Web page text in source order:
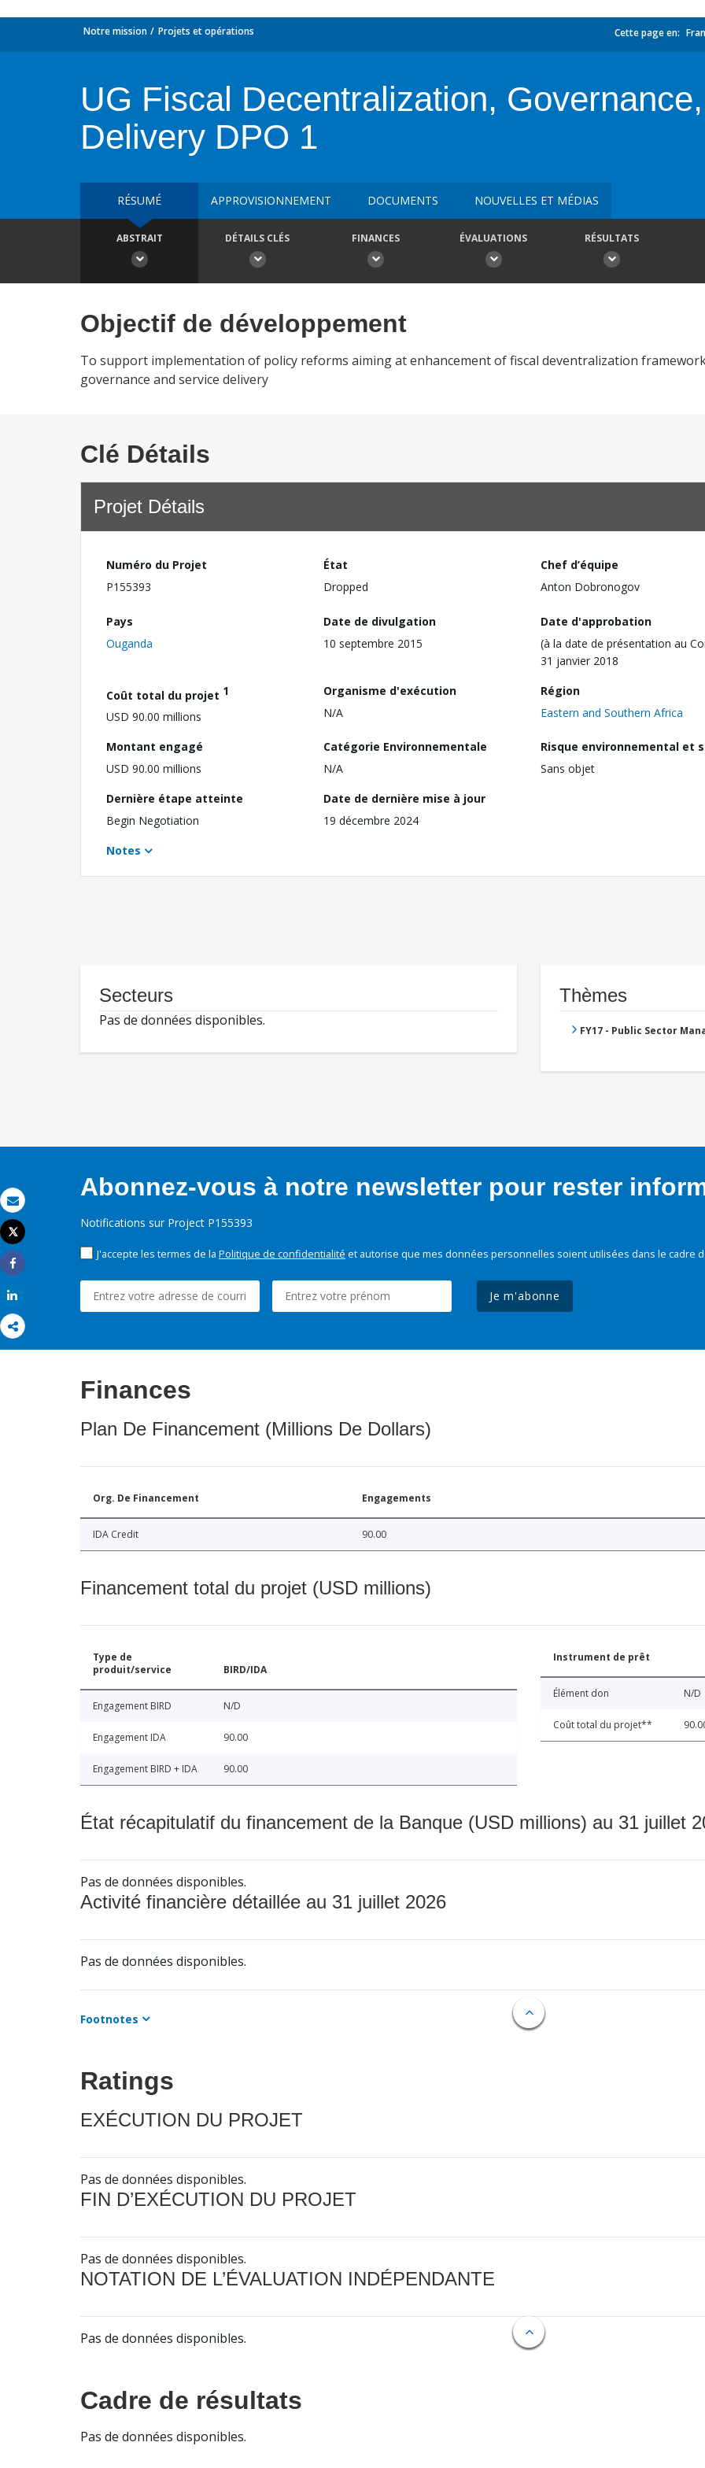
Email
Imprimer
Tweet
Share
Notre mission Projets et opérations Cette page en:
UG Fiscal Decentralization,
Delivery DPO 1
RÉSUMÉ APPROVISIONNEMENT DOCUMENTS NOUVELLES ET MÉDIAS
ABSTRAIT DÉTAILS CLÉS FINANCES ÉVALUATIONS RÉSULTATS
Objectif de développement
To support implementation of policy reforms aiming at enhancement of fiscal deventralization
governance and service delivery
Clé Détails
Projet Détails
Numéro du Projet
P155393
État
Dropped
Chef d’équipe
Anton Dobronogov
Pays
Ouganda
Date de divulgation
10 septembre 2015
Date d'approbation
(à la date de présentation au
31 janvier 2018
Coût total du projet 1
USD 90.00 millions
Organisme d'exécution
N/A
Région
Eastern and Southern Africa
Montant engagé
USD 90.00 millions
Catégorie Environnementale
N/A
Risque environnemental et
Sans objet
Dernière étape atteinte
Begin Negotiation
Date de dernière mise à jour
19 décembre 2024
Notes
Secteurs
Pas de données disponibles.
Thèmes
FY17 - Public Sector
Abonnez-vous à notre newsletter pour rester
Notifications sur Project P155393
J'accepte les termes de la Politique de confidentialité et autorise que mes données personnelles soient utilisées dans le cadre
Je m'abonne
Finances
Plan De Financement (Millions De Dollars)
Org. De Financement Engagements
IDA Credit 90.00
Financement total du projet (USD millions)
Type de
produit/service
BIRD/IDA
Engagement BIRD N/D
Engagement IDA 90.00
Engagement BIRD + IDA 90.00
Instrument de prêt
Élément don N/D
Coût total du projet**
État récapitulatif du financement de la Banque (USD millions) au 31 juillet
Pas de données disponibles.
Activité financière détaillée au 31 juillet 2026
Pas de données disponibles.
Footnotes
Ratings
EXÉCUTION DU PROJET
Pas de données disponibles.
FIN D’EXÉCUTION DU PROJET
Pas de données disponibles.
NOTATION DE L’ÉVALUATION INDÉPENDANTE
Pas de données disponibles.
Cadre de résultats
Pas de données disponibles.